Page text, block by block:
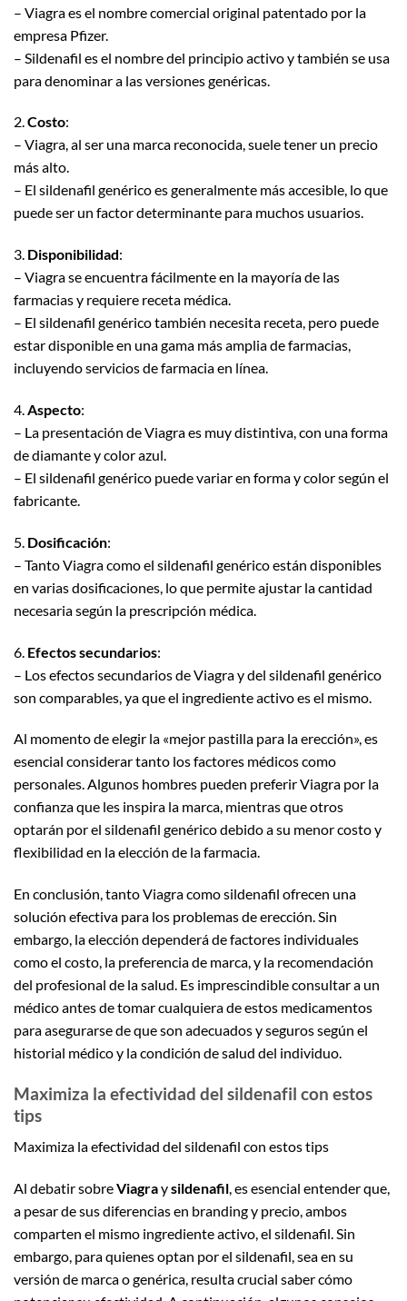
– Viagra es el nombre comercial original patentado por la
empresa Pfizer.
– Sildenafil es el nombre del principio activo y también se usa
para denominar a las versiones genéricas.
2.Costo:
– Viagra, al ser una marca reconocida, suele tener un precio
más alto.
– El sildenafil genérico es generalmente más accesible, lo que
puede ser un factor determinante para muchos usuarios.
3. Disponibilidad:
– Viagra se encuentra fácilmente en la mayoría de las
farmacias y requiere receta médica.
– El sildenafil genérico también necesita receta, pero puede
estar disponible en una gama más amplia de farmacias,
incluyendo servicios de farmacia en línea.
4.Aspecto:
– La presentación de Viagra es muy distintiva, con una forma
de diamante y color azul.
– El sildenafil genérico puede variar en forma y color según el
fabricante.
5. Dosificación:
– Tanto Viagra como el sildenafil genérico están disponibles
en varias dosificaciones, lo que permite ajustar la cantidad
necesaria según la prescripción médica.
6. Efectos secundarios:
– Los efectos secundarios de Viagra y del sildenafil genérico
son comparables, ya que el ingrediente activo es el mismo.
Al momento de elegir la «mejor pastilla para la erección», es
esencial considerar tanto los factores médicos como
personales. Algunos hombres pueden preferir Viagra por la
confianza que les inspira la marca, mientras que otros
optarán por el sildenafil genérico debido a su menor costo y
flexibilidad en la elección de la farmacia.
En conclusión, tanto Viagra como sildenafil ofrecen una
solución efectiva para los problemas de erección. Sin
embargo, la elección dependerá de factores individuales
como el costo, la preferencia de marca, y la recomendación
del profesional de la salud. Es imprescindible consultar a un
médico antes de tomar cualquiera de estos medicamentos
para asegurarse de que son adecuados y seguros según el
historial médico y la condición de salud del individuo.
Maximiza la efectividad del sildenafil con estos
tips
Maximiza la efectividad del sildenafil con estos tips
Al debatir sobreViagraysildenafil, es esencial entender que,
a pesar de sus diferencias en branding y precio, ambos
comparten el mismo ingrediente activo, el sildenafil. Sin
embargo, para quienes optan por el sildenafil, sea en su
versión de marca o genérica, resulta crucial saber cómo